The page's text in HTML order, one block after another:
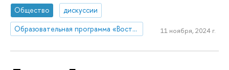
Общество
дискуссии
Образовательная программа «Востоковедение»
11 ноября, 2024 г.